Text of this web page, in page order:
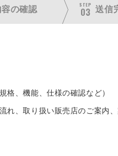
容の確認
STEP
03 送信
格、機能、仕様の確認など）
流れ、取り扱い販売店のご案内